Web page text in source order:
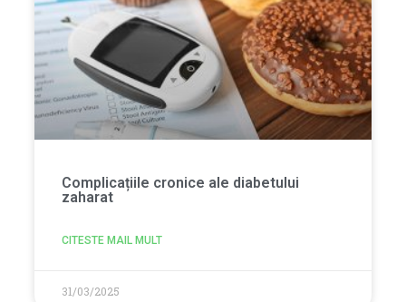
Complicațiile cronice ale diabetului
zaharat
CITESTE MAIL MULT
31/03/2025